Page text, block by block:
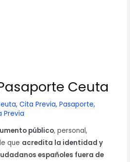
Ceuta
,Cita Previa,Pasaporte,
Previa
público, personal,
que acredita la identidad y
españoles fuera de